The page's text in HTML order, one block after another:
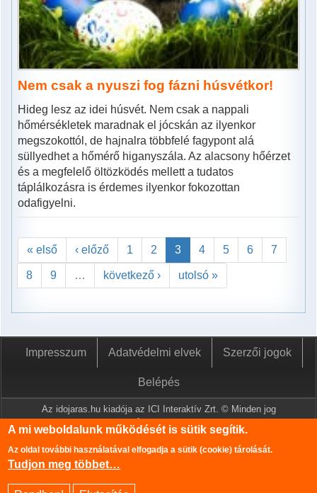
Nem csak a nyuszi fog fázni húsvétkor!
Hideg lesz az idei húsvét. Nem csak a nappali
hőmérsékletek maradnak el jócskán az ilyenkor
megszokottól, de hajnalra többfelé fagypont alá
süllyedhet a hőmérő higanyszála. Az alacsony hőérzet
és a megfelelő öltözködés mellett a tudatos
táplálkozásra is érdemes ilyenkor fokozottan
odafigyelni.
« első ‹ előző 1 2 3 4 5 6 7
8 9 … következő › utolsó »
Impresszum Adatvédelmi elvek Szerzői jogok
Belépés
Az idojaras.hu kiadója az ICI Interaktív Zrt. © Minden jog
fenntartva.
A www.idojaras.hu oldalon megjelenő tartalmakat a szerzői jogról
szóló 1999. évi LXXVI. törvény értelmében az ICI Interaktív Zrt
írásos engedélye nélkül tilos lemásolni és közzétenni.
Az oldalon található információk szerkesztéséhez az Országos
A mi weboldalunk működését is sütik segítik.
Az oldal további használatával elfogadja a sütik (cookie) tárolását.
Tudjon meg többet…